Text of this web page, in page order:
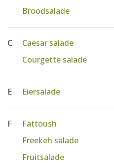
Broodsalade
C Caesar salade
Courgette salade
E Eiersalade
F Fattoush
Freekeh salade
Fruitsalade